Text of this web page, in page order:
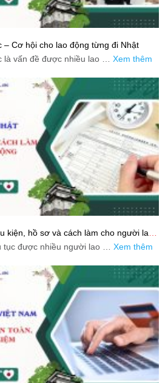
– Cơ hội cho lao động từng đi Nhật
là vấn đề được nhiều lao … Xem thêm
kiện, hồ sơ và cách làm cho người lao
tục được nhiều người lao … Xem thêm